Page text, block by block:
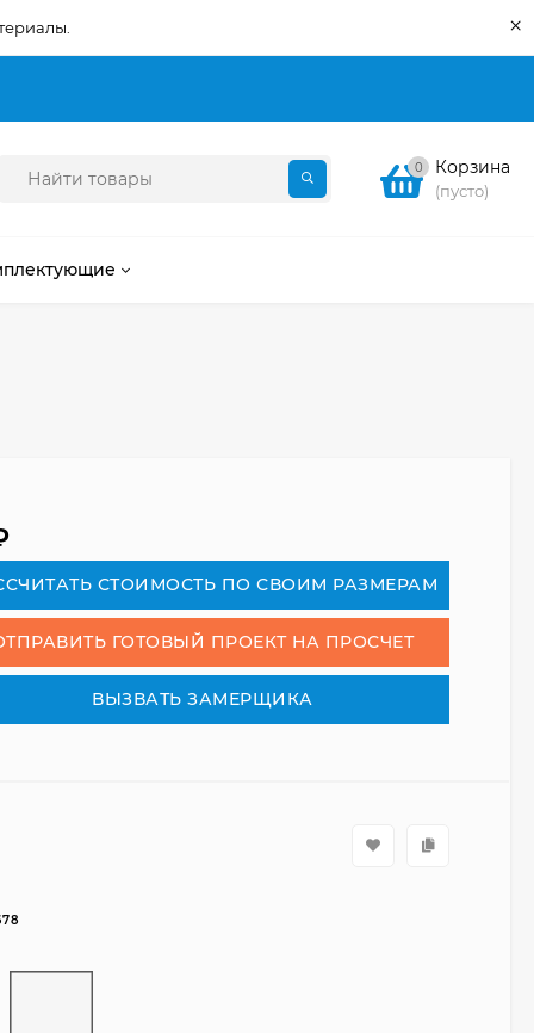
×
0 Корзина
(пусто)
СТОИМОСТЬ ПО СВОИМ РАЗМЕРАМ
ГОТОВЫЙ ПРОЕКТ НА ПРОСЧЕТ
ВЫЗВАТЬ ЗАМЕРЩИКА